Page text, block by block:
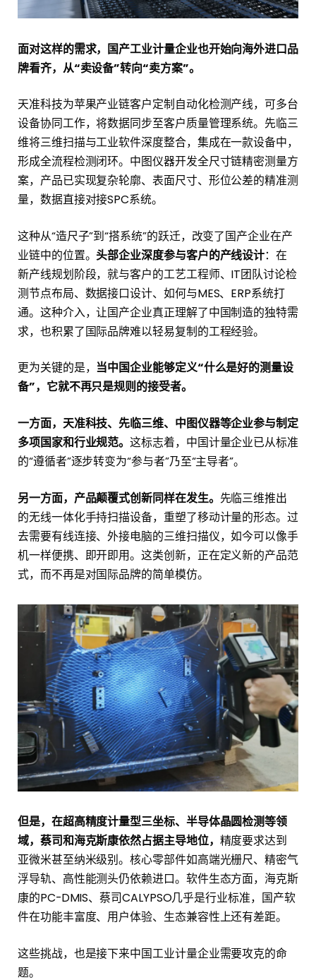
面对这样的需求，国产工业计量企业也开始向海外进口品
牌看齐，从“卖设备”转向“卖方案”。
天准科技为苹果产业链客户定制自动化检测产线，可多台
设备协同工作，将数据同步至客户质量管理系统。先临三
维将三维扫描与工业软件深度整合，集成在一款设备中，
形成全流程检测闭环。中图仪器开发全尺寸链精密测量方
案，产品已实现复杂轮廓、表面尺寸、形位公差的精准测
量，数据直接对接SPC系统。
这种从“造尺子”到“搭系统”的跃迁，改变了国产企业在产
业链中的位置。头部企业深度参与客户的产线设计：在
新产线规划阶段，就与客户的工艺工程师、IT团队讨论检
测节点布局、数据接口设计、如何与MES、ERP系统打
通。这种介入，让国产企业真正理解了中国制造的独特需
求，也积累了国际品牌难以轻易复制的工程经验。
更为关键的是， 当中国企业能够定义“什么是好的测量设
备”，它就不再只是规则的接受者。
一方面，天准科技、先临三维、中图仪器等企业参与制定
多项国家和行业规范。这标志着，中国计量企业已从标准
的“遵循者”逐步转变为“参与者”乃至“主导者”。
另一方面，产品颠覆式创新同样在发生。 先临三维推出
的无线一体化手持扫描设备，重塑了移动计量的形态。过
去需要有线连接、外接电脑的三维扫描仪，如今可以像手
机一样便携、即开即用。这类创新，正在定义新的产品范
式，而不再是对国际品牌的简单模仿。
但是，在超高精度计量型三坐标、半导体晶圆检测等领
域，蔡司和海克斯康依然占据主导地位， 精度要求达到
亚微米甚至纳米级别。核心零部件如高端光栅尺、精密气
浮导轨、高性能测头仍依赖进口。软件生态方面，海克斯
康的PC-DMIS、蔡司CALYPSO几乎是行业标准，国产软
件在功能丰富度、用户体验、生态兼容性上还有差距。
这些挑战，也是接下来中国工业计量企业需要攻克的命
题。